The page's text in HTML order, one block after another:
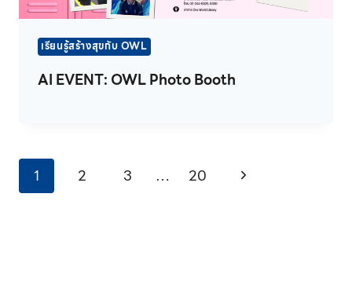
เรียนรู้สร้างสุขกับ OWL
AI EVENT: OWL Photo Booth
Page
1 2 3 … 20
Next